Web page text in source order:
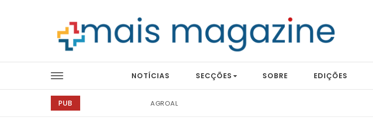
NOTÍCIAS SECÇÕES SOBRE EDIÇÕES
PUB Tintas 2000